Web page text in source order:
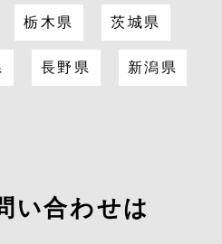
栃木県 茨城県
長野県 新潟県
い合わせは